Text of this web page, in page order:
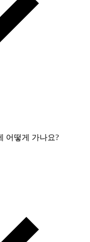
어떻게 가나요?